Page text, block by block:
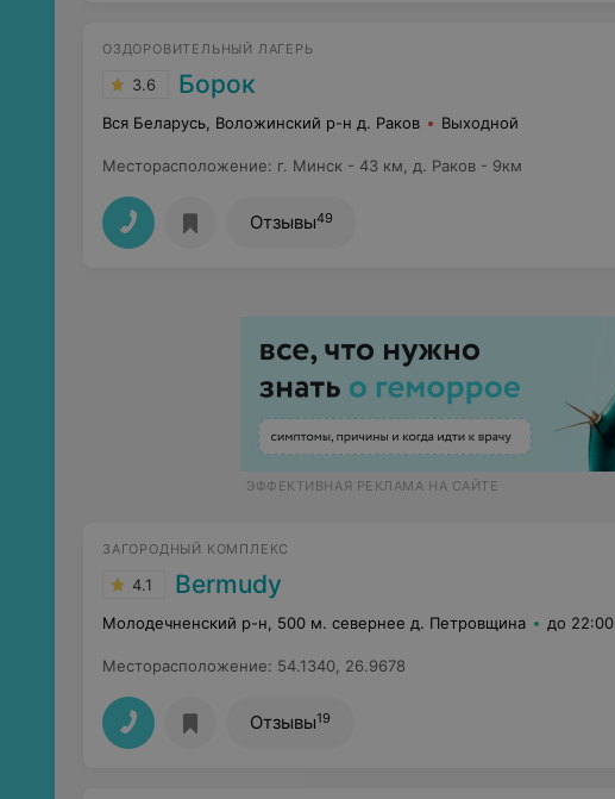
ОЗДОРОВИТЕЛЬНЫЙ ЛАГЕРЬ
3.6 Борок
Вся Беларусь, Воложинский р-н д. Раков Выходной
Месторасположение: г. Минск - 43 км, д. Раков - 9км
Отзывы49
ЭФФЕКТИВНАЯ РЕКЛАМА НА САЙТЕ
ЗАГОРОДНЫЙ КОМПЛЕКС
4.1 Bermudy
Молодечненский р-н, 500 м. севернее д. Петровщина до 22:00
Месторасположение: 54.1340, 26.9678
Отзывы19